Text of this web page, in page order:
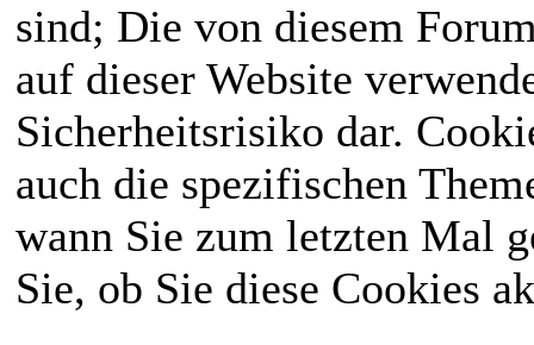
sind; Die von diesem
auf dieser Website
Sicherheitsrisiko dar.
auch die spezifischen
wann Sie zum letzten Mal
Sie, ob Sie diese Cookies